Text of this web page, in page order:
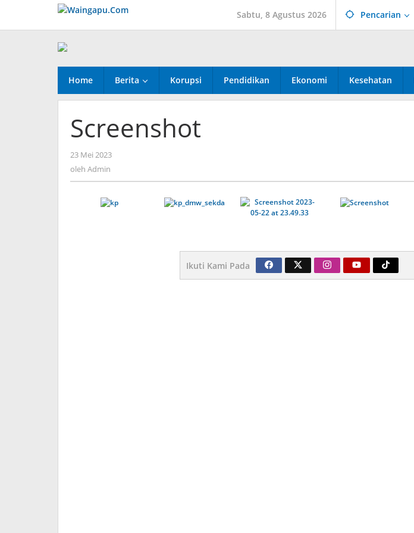
konten
Sabtu, 8 Agustus 2026 Pencarian
Home Berita Korupsi Pendidikan Ekonomi Kesehatan
Screenshot
23 Mei 2023
oleh Admin
Ikuti Kami Pada